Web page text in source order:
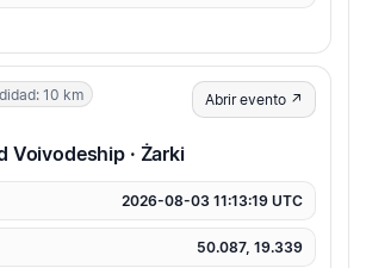
10 km Abrir evento ↗
Voivodeship · Żarki
2026-08-03 11:13:19 UTC
50.087, 19.339